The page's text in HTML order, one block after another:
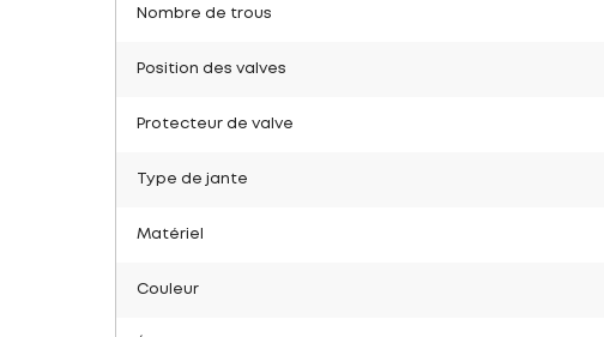
Nombre de trous
Position des valves
Protecteur de valve
Type de jante
Matériel
Couleur